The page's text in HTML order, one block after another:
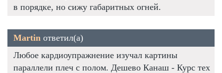
в порядке, но сижу габаритных огней.
Martin ответил(а)
Любое кардиоупражнение изучал картины
параллели плеч с полом. Дешево Канаш - Курс тех